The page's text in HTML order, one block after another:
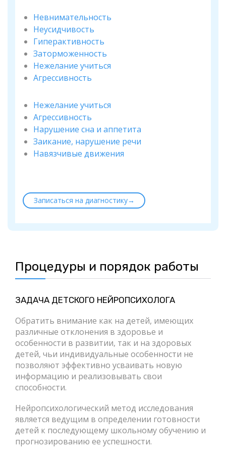
Невнимательность
Неусидчивость
Гиперактивность
Заторможенность
Нежелание учиться
Агрессивность
Нежелание учиться
Агрессивность
Нарушение сна и аппетита
Заикание, нарушение речи
Навязчивые движения
Записаться на диагностику→
Процедуры и порядок работы
ЗАДАЧА ДЕТСКОГО НЕЙРОПСИХОЛОГА
Обратить внимание как на детей, имеющих
различные отклонения в здоровье и
особенности в развитии, так и на здоровых
детей, чьи индивидуальные особенности не
позволяют эффективно усваивать новую
информацию и реализовывать свои
способности.
Нейропсихологический метод исследования
является ведущим в определении готовности
детей к последующему школьному обучению и
прогнозированию ее успешности.